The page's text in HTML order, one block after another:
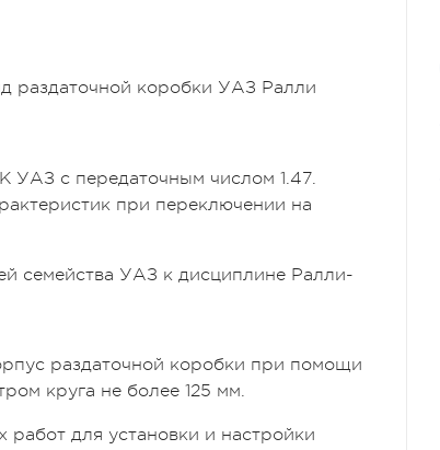
раздаточной коробки УАЗ Ралли
с передаточным числом 1.47.
при переключении на
семейства УАЗ к дисциплине Ралли-
раздаточной коробки при помощи
круга не более 125 мм.
для установки и настройки